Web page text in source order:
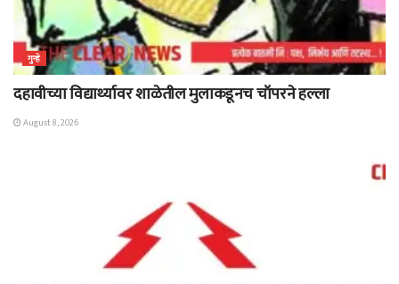
गुन्हे
दहावीच्या विद्यार्थ्यावर शाळेतील मुलाकडूनच चॉपरने हल्ला
August 8, 2026